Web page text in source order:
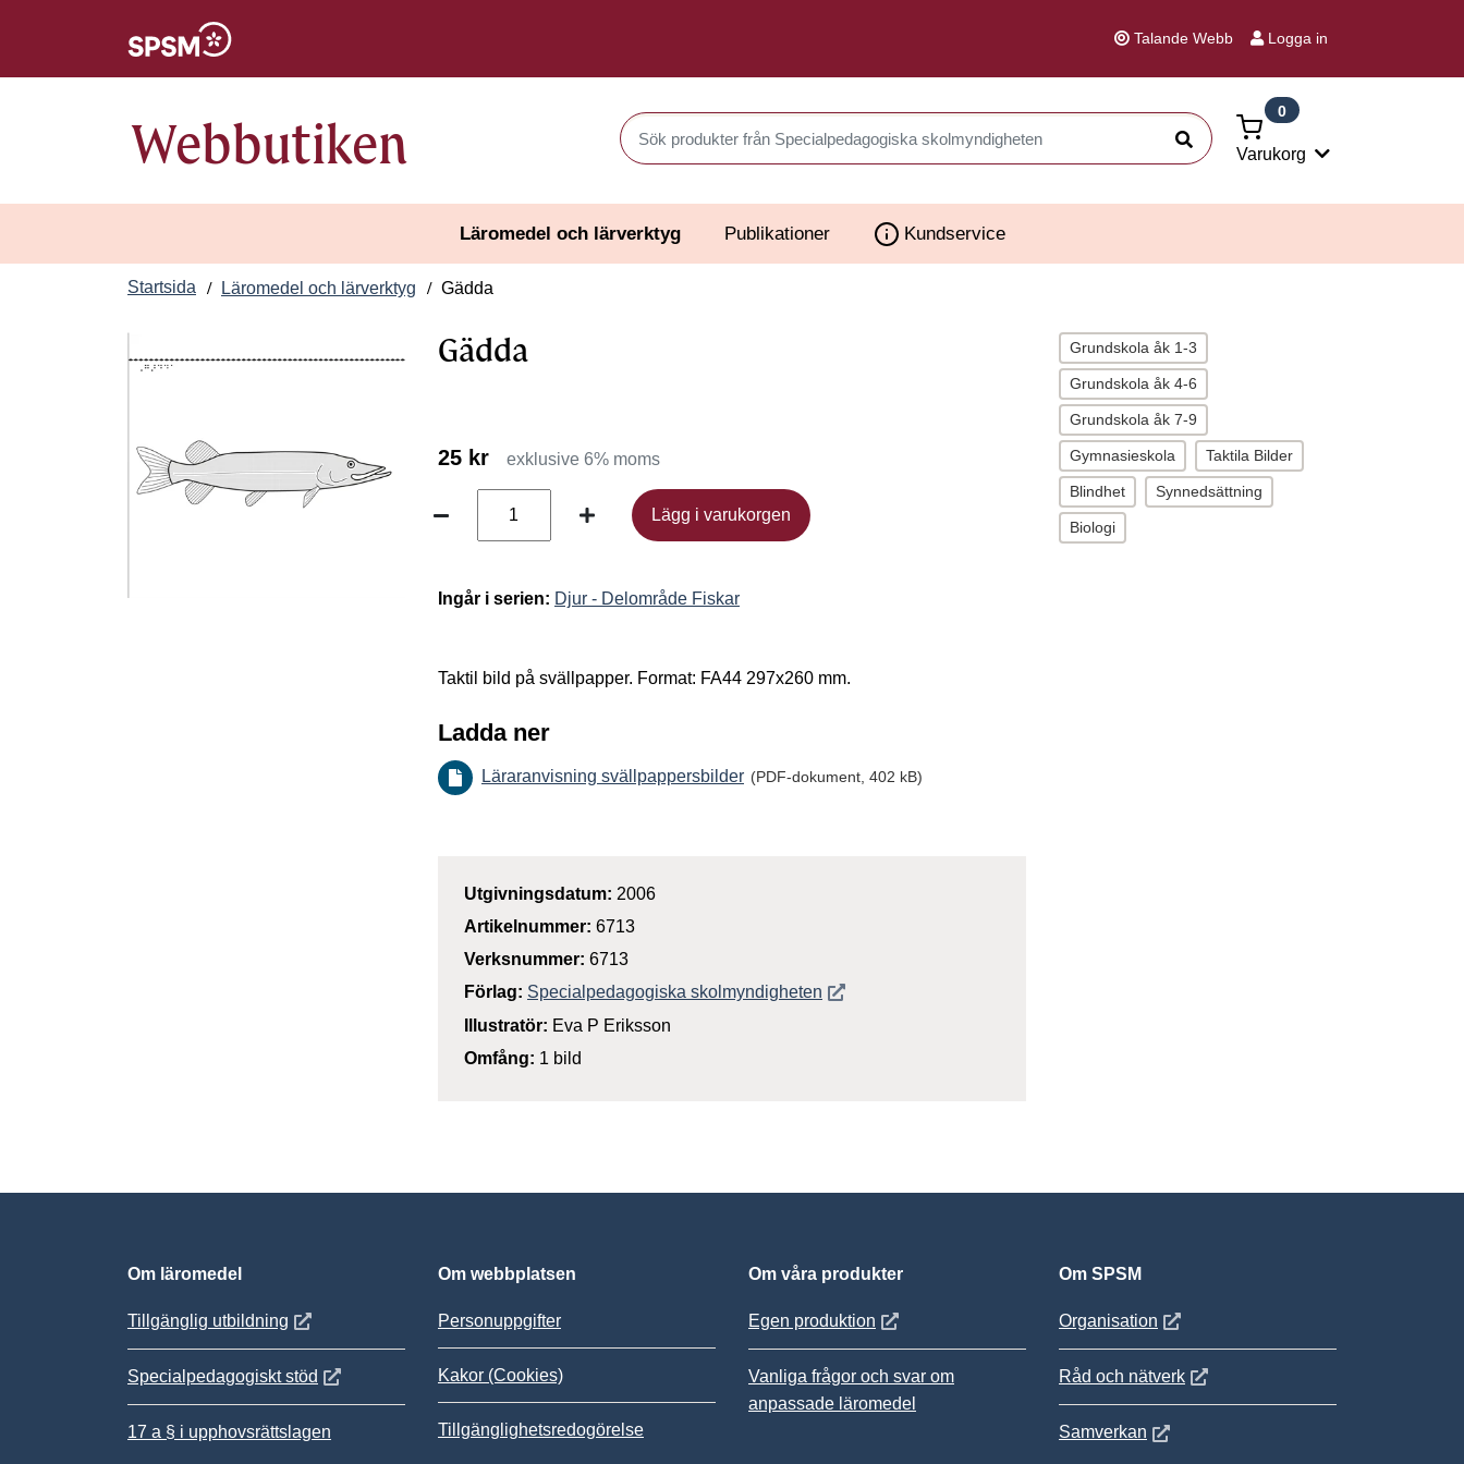
Talande Webb Logga in
Webbutiken Sök produkter i Webbutiken
Sök
Varukorg
0
Läromedel och lärverktyg Publikationer Kundservice
Startsida Läromedel och lärverktyg Gädda
Gädda
25 kr exklusive 6% moms
Lägg i varukorgen
Lägg i varukorgen
Ingår i serien: Djur - Delområde Fiskar
Taktil bild på svällpapper. Format: FA44 297x260 mm.
Ladda ner
Läraranvisning svällpappersbilder (PDF-dokument, 402 kB)
Utgivningsdatum: 2006
Artikelnummer: 6713
Verksnummer: 6713
Förlag: Specialpedagogiska skolmyndighetenÖppnas i nytt fönster
Illustratör: Eva P Eriksson
Omfång: 1 bild
Grundskola åk 1-3
Grundskola åk 4-6
Grundskola åk 7-9
Gymnasieskola Taktila Bilder
Blindhet Synnedsättning
Biologi
Om läromedel
Tillgänglig utbildning Öppnas i nytt fönster
Specialpedagogiskt stöd Öppnas i nytt fönster
17 a § i upphovsrättslagen
Om webbplatsen
Personuppgifter
Kakor (Cookies)
Tillgänglighetsredogörelse
Om våra produkter
Egen produktion Öppnas i nytt fönster
Vanliga frågor och svar om
anpassade läromedel
Om SPSM
Organisation Öppnas i nytt fönster
Råd och nätverkÖppnas i nytt fönster
Samverkan Öppnas i nytt fönster